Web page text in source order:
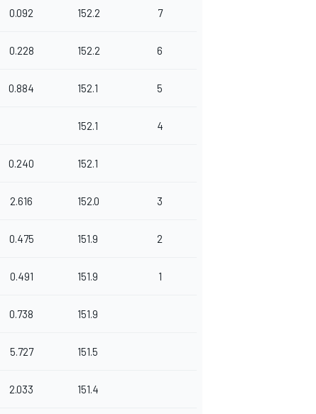
0.092 152.2 7
0.228 152.2 6
0.884 152.1 5
152.1 4
0.240 152.1
2.616 152.0 3
0.475 151.9 2
0.491 151.9 1
0.738 151.9
5.727 151.5
2.033 151.4